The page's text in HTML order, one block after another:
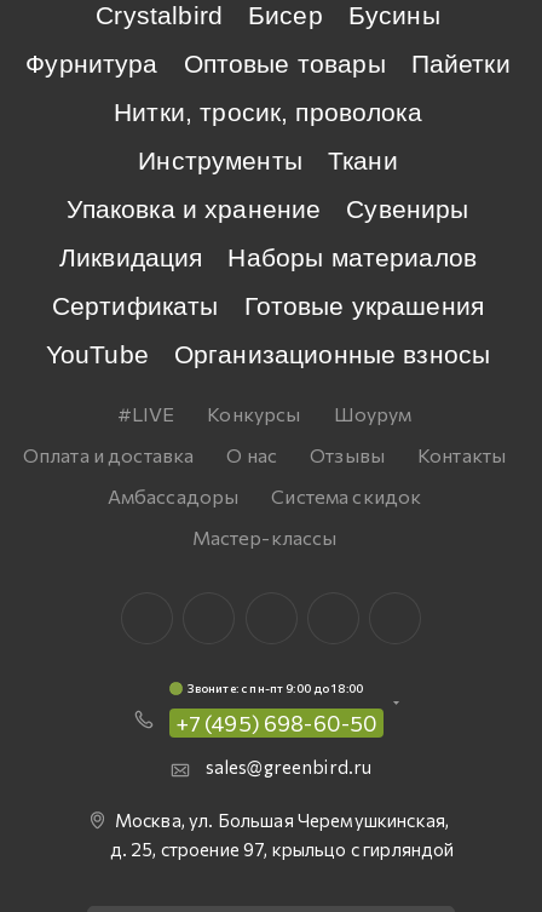
Crystalbird
Бисер
Бусины
Фурнитура
Оптовые товары
Пайетки
Нитки, тросик, проволока
Инструменты
Ткани
Упаковка и хранение
Сувениры
Ликвидация
Наборы материалов
Сертификаты
Готовые украшения
YouTube
Организационные взносы
#LIVE Конкурсы
Шоурум
Оплата и доставка
О нас Отзывы
Контакты
Амбассадоры
Система скидок
Мастер-классы
Звоните: c пн-пт 9:00 до 18:00
+7 (495) 698-60-50
sales@greenbird.ru
Москва, ул. Большая Черемушкинская,
д. 25, строение 97, крыльцо с гирляндой